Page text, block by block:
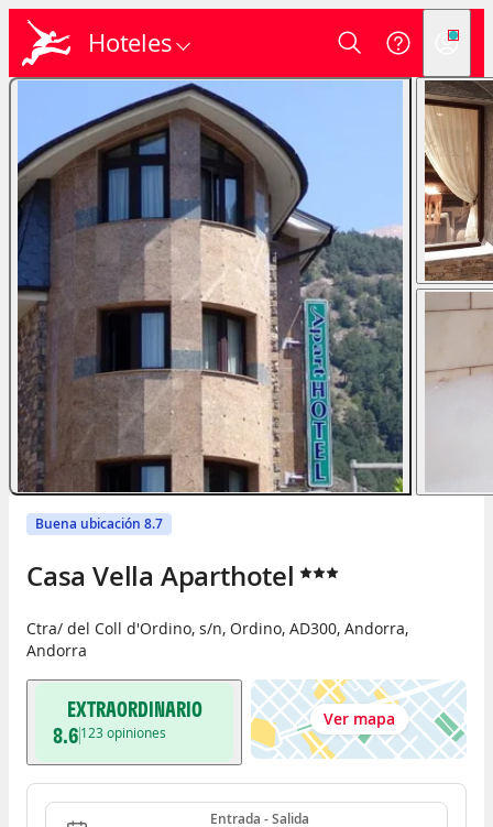
Hoteles
Buena ubicación 8.7
Casa Vella Aparthotel
Ctra/ del Coll d'Ordino, s/n, Ordino, AD300, Andorra,
Andorra
EXTRAORDINARIO
8.6123 opiniones
Ver mapa
Entrada - Salida Entrada - Salida
Ocupación: 2 personas, 1 habitación